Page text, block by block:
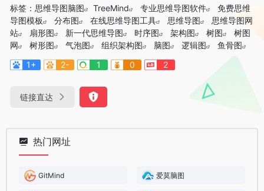
标签： 思维导图脑图 TreeMind 专业思维导图软件
免费思维
导图模板
分布图 在线思维导图工具 思维导图
思维导图网
站
扇形图 新一代思维导图 时序图 架构图 树图
树图
网
树形图 气泡图 组织架构图 脑图 逻辑图
鱼骨图
1+
2- 1 0 2
链接直达
热门网址
GitMind 爱莫脑图